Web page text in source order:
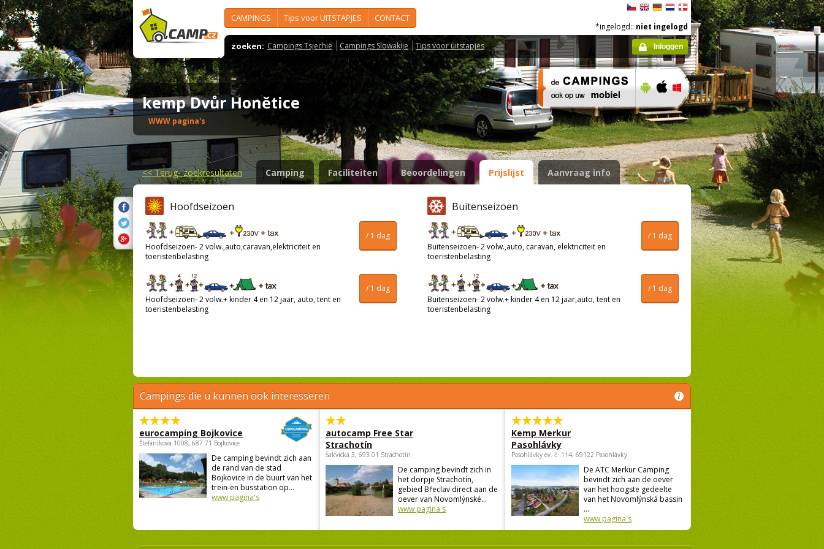
CAMPINGS Tips voor UITSTAPJES CONTACT
zoeken: Campings Tsjechië Campings Slowakije Tips voor uitstapjes
*ingelogd:: niet ingelogd
Inloggen
kemp Dvůr Honětice
WWW pagina's
<<Terug- zoekresultaten Camping Faciliteiten Beoordelingen Prijslijst Aanvraag info
Hoofdseizoen
/ 1 dag
Hoofdseizoen- 2 volw.,auto,caravan,elektriciteit en
toeristenbelasting
/ 1 dag
Hoofdseizoen- 2 volw.+ kinder 4 en 12 jaar, auto, tent en
toeristenbelasting
Buitenseizoen
/ 1 dag
Buitenseizoen- 2 volw.,auto, caravan, elektriciteit en
toeristenbelasting
/ 1 dag
Buitenseizoen- 2 volw.+ kinder 4 en 12 jaar,auto, tent en
toeristenbelasting
Campings die u kunnen ook interesseren
eurocamping Bojkovice
Štefánikova 1008, 687 71 Bojkovice
De camping bevindt zich aan
de rand van de stad
Bojkovice in de buurt van het
trein-en busstation op...
www pagina's
autocamp Free Star
Strachotín
Šakvická 3, 693 01 Strachotín
De camping bevindt zich in
het dorpje Strachotín,
gebied Břeclav direct aan de
oever van Novomlýnské...
www pagina's
Kemp Merkur
Pasohlávky
Pasohlávky ev. č. 114, 69122 Pasohlávky
De ATC Merkur Camping
bevindt zich aan de oever
van het hoogste gedeelte
van het Novomlýnská bassin
...
www pagina's